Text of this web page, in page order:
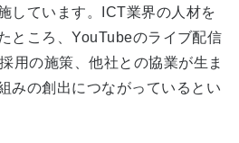
しています。ICT業界の人材を
ところ、YouTubeのライブ配信
用の施策、他社との協業が生ま
みの創出につながっているとい